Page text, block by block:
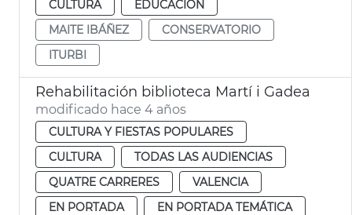
CULTURA
EDUCACIÓN
MAITE IBÁÑEZ
CONSERVATORIO
ITURBI
Rehabilitación biblioteca Martí i Gadea
modificado hace 4 años
CULTURA Y FIESTAS POPULARES
CULTURA
TODAS LAS AUDIENCIAS
QUATRE CARRERES
VALENCIA
EN PORTADA
EN PORTADA TEMÁTICA